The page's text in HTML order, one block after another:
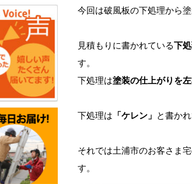
今回は破風板の下処理から
見積もりに書かれている下
す。
下処理は塗装の仕上がりを
下処理は 「ケレン」 と書か
それでは土浦市のお客さま
す。